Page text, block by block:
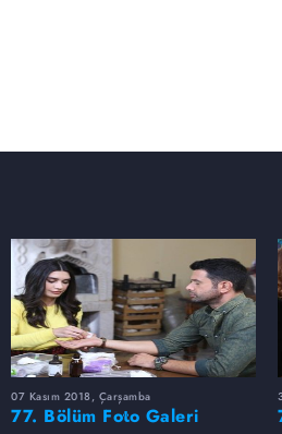
07 Kasım 2018, Çarşamba
77. Bölüm Foto Galeri